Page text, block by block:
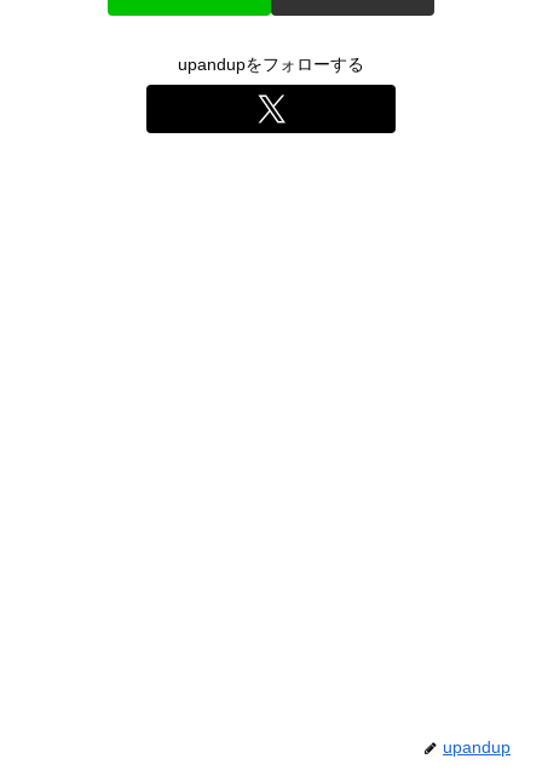
upandupをフォローする
upandup